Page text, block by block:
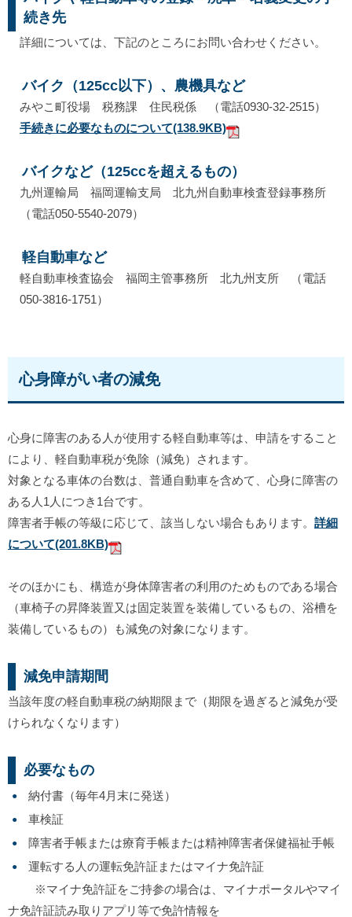
続き先
詳細については、下記のところにお問い合わせください。
バイク（125cc以下）、農機具など
みやこ町役場 税務課 住民税係 （電話0930-32-2515）
手続きに必要なものについて(138.9KB)
バイクなど（125ccを超えるもの）
九州運輸局 福岡運輸支局 北九州自動車検査登録事務所
（電話050-5540-2079）
軽自動車など
軽自動車検査協会 福岡主管事務所 北九州支所 （電話
050-3816-1751）
心身障がい者の減免
心身に障害のある人が使用する軽自動車等は、申請をすること
により、軽自動車税が免除（減免）されます。
対象となる車体の台数は、普通自動車を含めて、心身に障害の
ある人1人につき1台です。
障害者手帳の等級に応じて、該当しない場合もあります。 詳細
について(201.8KB)
そのほかにも、構造が身体障害者の利用のためものである場合
（車椅子の昇降装置又は固定装置を装備しているもの、 浴槽を
装備しているもの）も減免の対象になります。
減免申請期間
当該年度の軽自動車税の納期限まで （期限を過ぎると減免が受
けられなくなります）
必要なもの
納付書（毎年4月末に発送）
車検証
障害者手帳または療育手帳または精神障害者保健福祉手帳
運転する人の運転免許証またはマイナ免許証
※マイナ免許証をご持参の場合は、マイナポータルやマイ
ナ免許証読み取りアプリ等で免許情報を